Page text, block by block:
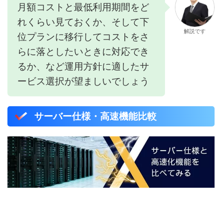
月額コストと最低利用期間をど
れくらい見ておくか、そして下
位プランに移行してコストをさ
らに落としたいときに対応でき
るか、など運用方針に適したサ
ービス選択が望ましいでしょう
解説です
サーバー仕様・高速機能比較